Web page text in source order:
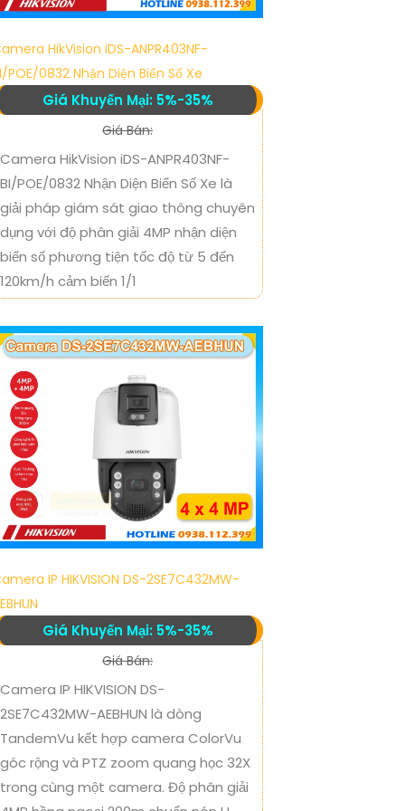
HikVision iDS-ANPR403NF-
POE/0832 Nhận Diện Biển Số Xe
Giá Khuyến Mại: 5%-35%
Giá Bán:
Camera HikVision iDS-ANPR403NF-
BI/POE/0832 Nhận Diện Biển Số Xe là
giải pháp giám sát giao thông chuyên
dụng với độ phân giải 4MP nhận diện
biển số phương tiện tốc độ từ 5 đến
120km/h cảm biến 1/1
IP HIKVISION DS-2SE7C432MW-
Giá Khuyến Mại: 5%-35%
Giá Bán:
Camera IP HIKVISION DS-
2SE7C432MW-AEBHUN là dòng
TandemVu kết hợp camera ColorVu
góc rộng và PTZ zoom quang học 32X
trong cùng một camera. Độ phân giải